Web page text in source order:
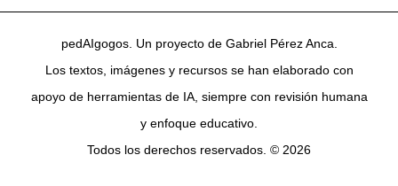
pedAIgogos. Un proyecto de Gabriel Pérez Anca.
Los textos, imágenes y recursos se han elaborado con
apoyo de herramientas de IA, siempre con revisión humana
y enfoque educativo.
Todos los derechos reservados. © 2026